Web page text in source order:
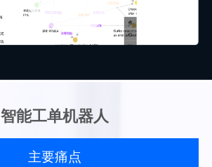
智能工单机器人
主要痛点